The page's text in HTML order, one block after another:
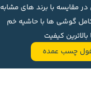
مقایسه با برند های مشابه
گوشی ها با حاشیه خم
چسب عمده